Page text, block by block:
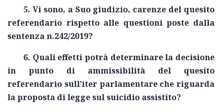
5. Vi sono, a Suo giudizio, carenze del quesito
referendario rispetto alle questioni poste dalla
sentenza n.242/2019?
6. Quali effetti potrà determinare la decisione
in punto di ammissibilità del quesito
referendario sull’iter parlamentare che riguarda
la proposta di legge sul suicidio assistito?